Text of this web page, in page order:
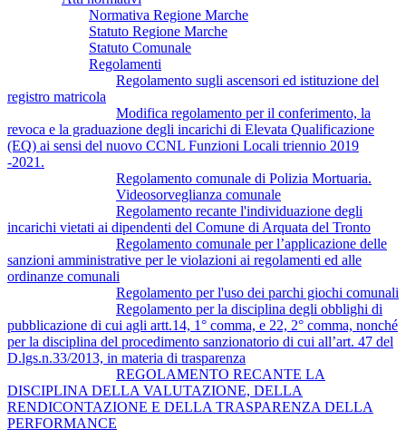
Normativa Regione Marche
Statuto Regione Marche
Statuto Comunale
Regolamenti
Regolamento sugli ascensori ed istituzione del
registro matricola
Modifica regolamento per il conferimento, la
revoca e la graduazione degli incarichi di Elevata Qualificazione
(EQ) ai sensi del nuovo CCNL Funzioni Locali triennio 2019
-2021.
Regolamento comunale di Polizia Mortuaria.
Videosorveglianza comunale
Regolamento recante l'individuazione degli
incarichi vietati ai dipendenti del Comune di Arquata del Tronto
Regolamento comunale per l’applicazione delle
sanzioni amministrative per le violazioni ai regolamenti ed alle
ordinanze comunali
Regolamento per l'uso dei parchi giochi comunali
Regolamento per la disciplina degli obblighi di
pubblicazione di cui agli artt.14, 1° comma, e 22, 2° comma, nonché
per la disciplina del procedimento sanzionatorio di cui all’art. 47 del
D.lgs.n.33/2013, in materia di trasparenza
REGOLAMENTO RECANTE LA
DISCIPLINA DELLA VALUTAZIONE, DELLA
RENDICONTAZIONE E DELLA TRASPARENZA DELLA
PERFORMANCE